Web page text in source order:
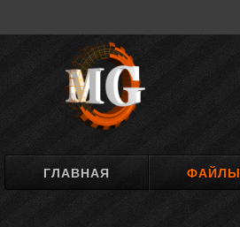
ГЛАВНАЯ ФАЙЛЫ